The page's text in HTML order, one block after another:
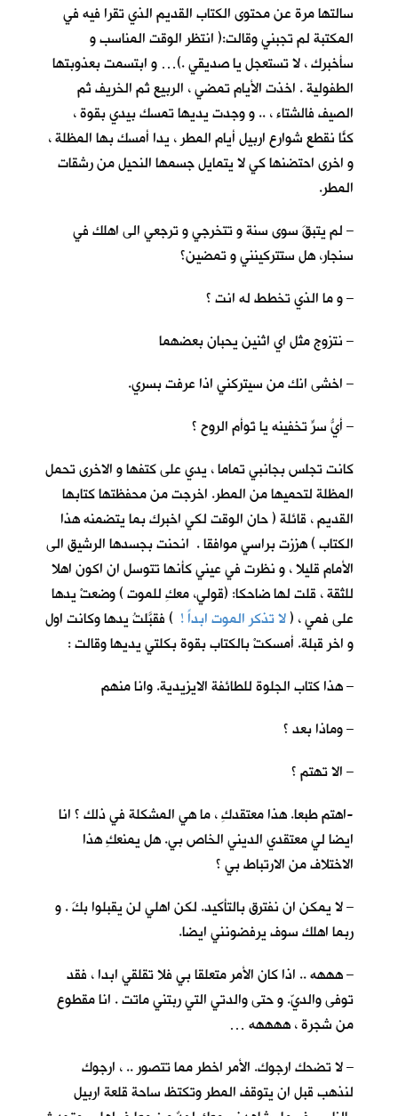
سالتها مرة عن محتوى الكتاب القديم الذي تقرا فيه في
المكتبة لم تجبني وقالت:( انتظر الوقت المناسب و
سأخبرك ، لا تستعجل يا صديقي .)… و ابتسمت بعذوبتها
الطفولية . اخذت الأيام تمضي ، الربيع ثم الخريف ثم
الصيف فالشتاء ، .. و وجدت يديها تمسك بيدي بقوة ،
كنّا نقطع شوارع اربيل أيام المطر ، يداً أمسك بها المظلة ،
و اخرى احتضنها كي لا يتمايل جسمها النحيل من رشقات
المطر.
– لم يتبقَ سوى سنة و تتخرجي و ترجعي الى اهلك في
سنجار، هل ستتركينني و تمضين؟
– و ما الذي تخطط له انت ؟
– نتزوج مثل اي اثنين يحبان بعضهما
– اخشى انك من سيتركني اذا عرفت بسري.
– أيُّ سرٍّ تخفينه يا تَوأم الروح ؟
كانت تجلس بجانبي تماما ، يدي على كتفها و الاخرى تحمل
المظلة لتحميها من المطر. اخرجت من محفظتها كتابها
القديم ، قائلة ( حان الوقت لكي اخبرك بما يتضمنه هذا
الكتاب ) هززت براسي موافقا . انحنت بجسدها الرشيق الى
الأمام قليلا ، و نظرت في عيني كأنها تتوسل ان اكون اهلا
للثقة ، قلت لها ضاحكا: (قولي، معكِ للموت ) وضعتْ يدها
على فمي ، (لا تذكر الموت ابداً ! ) فقبَّلتُ يدها وكانت اول
و اخر قبلة. أمسكتْ بالكتاب بقوة بكلتي يديها وقالت :
– هذا كتاب الجلوة للطائفة الايزيدية. وانا منهم
– وماذا بعد ؟
– الا تهتم ؟
-اهتم طبعا. هذا معتقدكِ ، ما هي المشكلة في ذلك ؟ انا
ايضا لي معتقدي الديني الخاص بي. هل يمنعكِ هذا
الاختلاف من الارتباط بي ؟
– لا يمكن ان نفترق بالتأكيد. لكن اهلي لن يقبلوا بكَ . و
ربما اهلك سوف يرفضونني ايضا.
– هههه .. اذا كان الأمر متعلقا بي فلا تقلقي ابدا ، فقد
توفى والديّ. و حتى والدتي التي ربتني ماتت . انا مقطوع
من شجرة ، ههههه …
– لا تضحك ارجوك. الأمر اخطر مما تتصور .. ، ارجوك
لنذهب قبل ان يتوقف المطر وتكتظ ساحة قلعة اربيل